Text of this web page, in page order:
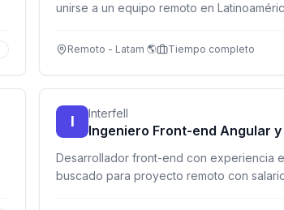
unirse a un equipo remoto en
Remoto - Latam 🌎 Tiempo completo
I Interfell
Ingeniero Front-end Angular y
Desarrollador front-end con experiencia
buscado para proyecto remoto con